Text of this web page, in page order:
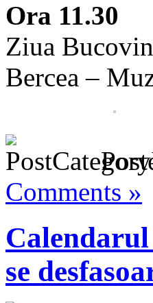
Ora 11.30
Ziua
Bercea –
Comments »
se